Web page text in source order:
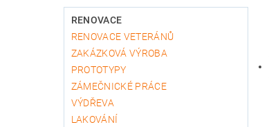
RENOVACE
RENOVACE VETERÁNŮ
ZAKÁZKOVÁ VÝROBA
PROTOTYPY
ZÁMEČNICKÉ PRÁCE
VÝDŘEVA
LAKOVÁNÍ